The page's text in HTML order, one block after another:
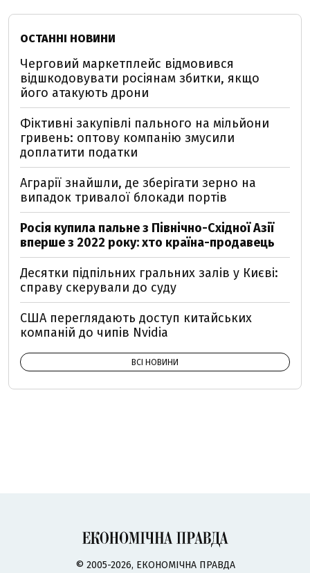
ОСТАННІ НОВИНИ
Черговий маркетплейс відмовився
відшкодовувати росіянам збитки, якщо
його атакують дрони
Фіктивні закупівлі пального на мільйони
гривень: оптову компанію змусили
доплатити податки
Аграрії знайшли, де зберігати зерно на
випадок тривалої блокади портів
Росія купила пальне з Північно-Східної Азії
вперше з 2022 року: хто країна-продавець
Десятки підпільних гральних залів у Києві:
справу скерували до суду
США переглядають доступ китайських
компаній до чипів Nvidia
ВСІ НОВИНИ
© 2005-2026, ЕКОНОМІЧНА ПРАВДА